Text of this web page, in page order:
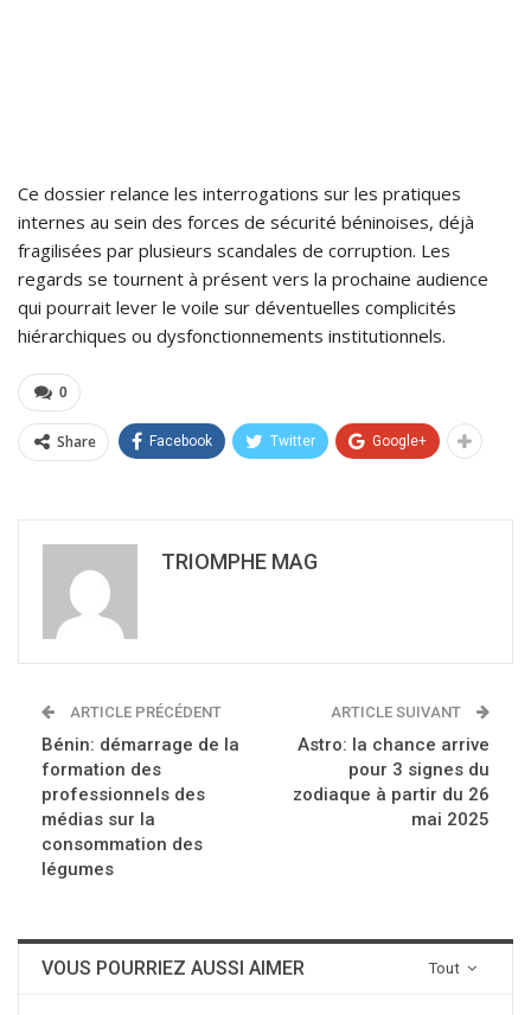
Ce dossier relance les interrogations sur les pratiques
internes au sein des forces de sécurité béninoises, déjà
fragilisées par plusieurs scandales de corruption. Les
regards se tournent à présent vers la prochaine audience
qui pourrait lever le voile sur déventuelles complicités
hiérarchiques ou dysfonctionnements institutionnels.
0
Share Facebook Twitter Google+
TRIOMPHE MAG
ARTICLE PRÉCÉDENT
Bénin: démarrage de la
formation des
professionnels des
médias sur la
consommation des
légumes
ARTICLE SUIVANT
Astro: la chance arrive
pour 3 signes du
zodiaque à partir du 26
mai 2025
Tout
VOUS POURRIEZ AUSSI AIMER